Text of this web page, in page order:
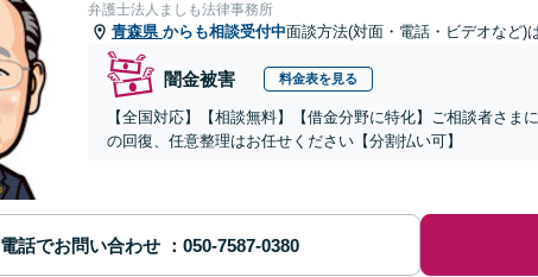
弁護士法人ましも法律事務所
青森県 からも相談受付中面談方法(対面・電話・ビデオなど)
闇金被害 料金表を見る
【全国対応】【相談無料】【借金分野に特化】ご相談者さ
の回復、任意整理はお任せください【分割払い可】
電話でお問い合わせ